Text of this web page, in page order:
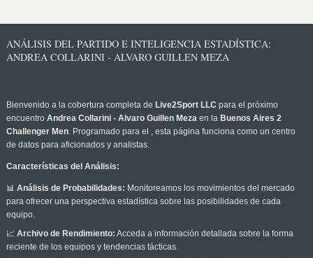
ANÁLISIS DEL PARTIDO E INTELIGENCIA ESTADÍSTICA:
ANDREA COLLARINI - ALVARO GUILLEN MEZA
Bienvenido a la cobertura completa de Live2Sport LLC para el próximo
encuentro Andrea Collarini - Alvaro Guillen Mezaen la Buenos Aires 2
Challenger Men. Programado para el , esta página funciona como un centro
de datos para aficionados y analistas.
Características del Análisis:
📊 Análisis de Probabilidades: Monitoreamos los movimientos del mercado
para ofrecer una perspectiva estadística sobre las posibilidades de cada
equipo.
📈 Archivo de Rendimiento: Acceda a información detallada sobre la forma
reciente de los equipos y tendencias tácticas.